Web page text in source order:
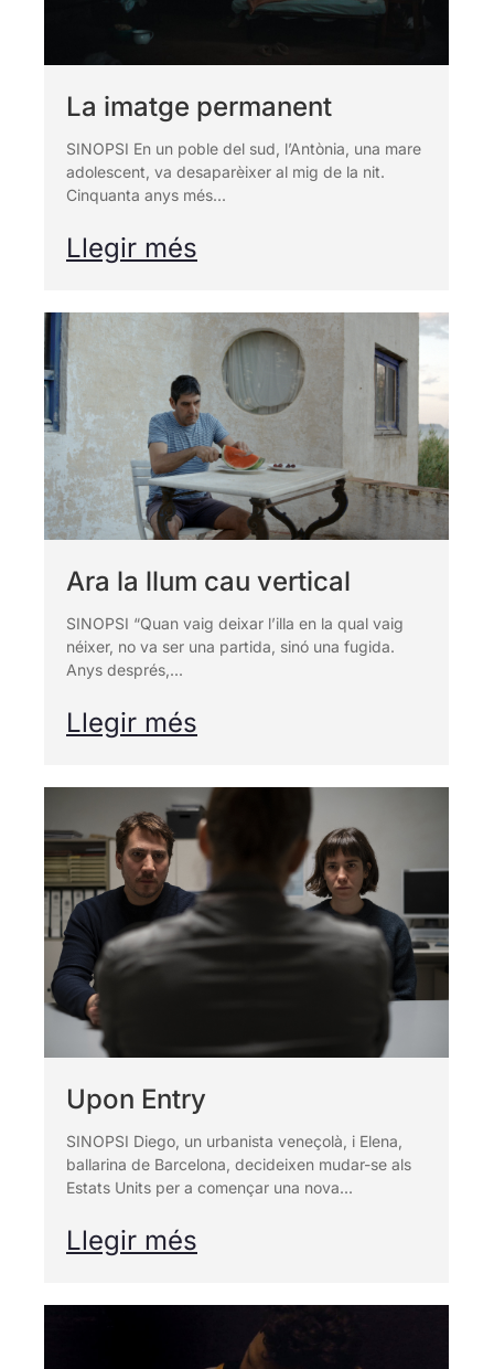
La imatge permanent
SINOPSI En un poble del sud, l’Antònia, una mare
adolescent, va desaparèixer al mig de la nit.
Cinquanta anys més...
Llegir més
Ara la llum cau vertical
SINOPSI “Quan vaig deixar l’illa en la qual vaig
néixer, no va ser una partida, sinó una fugida.
Anys després,...
Llegir més
Upon Entry
SINOPSI Diego, un urbanista veneçolà, i Elena,
ballarina de Barcelona, decideixen mudar-se als
Estats Units per a començar una nova...
Llegir més